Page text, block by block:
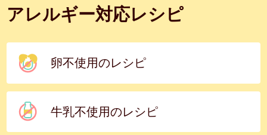
アレルギー対応レシピ
卵不使用のレシピ
牛乳不使用のレシピ